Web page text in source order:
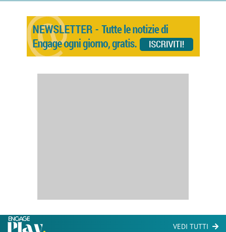
VEDI TUTTI